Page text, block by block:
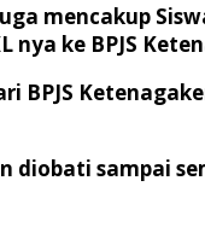
mencakup
ke BPJS
sampai